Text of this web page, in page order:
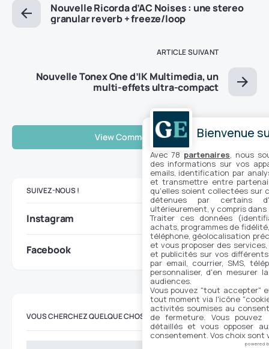
Nouvelle Ricorda d’AC Noises : une stereo
granular reverb + freeze/loop
ARTICLE SUIVANT
Nouvelle Tonex One d’IK Multimedia, un
multi-effets ultra-compact
View Comments (0)
SUIVEZ-NOUS !
Instagram
Facebook
VOUS CHERCHEZ QUELQUE CHOSE ?
Bienvenue
Avec 78 partenaires , nous
des informations sur vos
emails, identification par
et transmettre entre
qu'elles soient collectées sur
détenues par certains
ultérieurement, y compris
Traiter ces données
achats, programmes de
téléphone, géolocalisation
et vous proposer des
et publicités sur vos
par email, courrier, SMS,
personnaliser, d'en mesurer
audiences.
Vous pouvez "tout accepter"
tout moment via l'icône
activités soumises au
de fermeture. Vous
détaillés et vous opposer
consentement. Vos choix sont
powered